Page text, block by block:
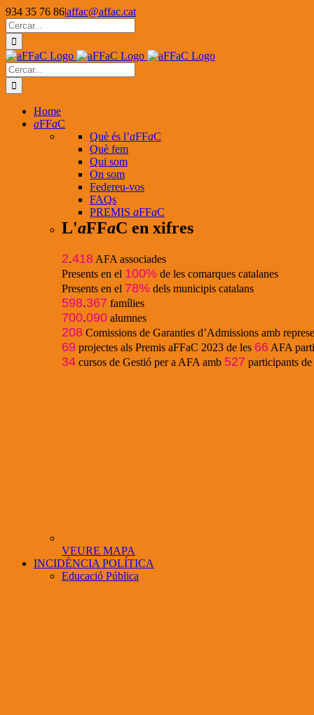
Skip
to
content
934 35 76 86|affac@affac.cat
Facebook
X
YouTube
Cerca
…
Cerca
…
Home
aFFaC
Què és l’aFFaC
Què fem
Qui som
On som
Federeu-vos
FAQs
PREMIS aFFaC
L'aFFaC en xifres
2.418 AFA associades
Presents en el 100% de les comarques catalanes
Presents en el 78% dels municipis catalans
598.367 famílies
700.090 alumnes
208 Comissions de Garanties d’Admissions amb
69 projectes als Premis aFFaC 2023 de les 66 AFA
34 cursos de Gestió per a AFA amb 527 participants de
VEURE MAPA
INCIDÈNCIA POLÍTICA
Educació Pública